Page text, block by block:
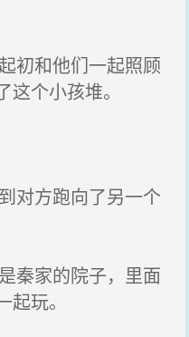
初和他们一起照顾
个小孩堆。
对方跑向了另一个
秦家的院子，里面
玩。